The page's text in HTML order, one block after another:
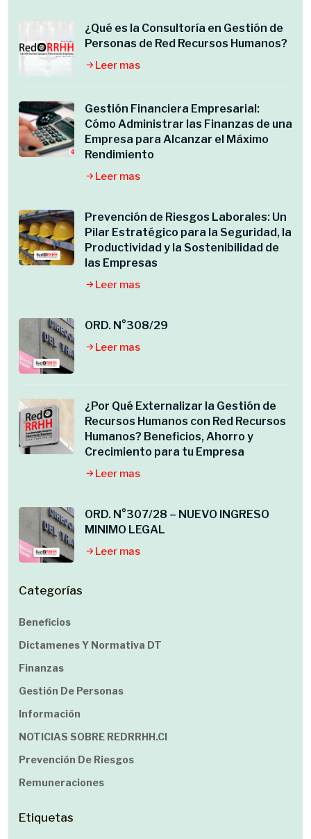
¿Qué es la Consultoría en Gestión de
Personas de Red Recursos Humanos?
Leer mas
Gestión Financiera Empresarial:
Cómo Administrar las Finanzas de una
Empresa para Alcanzar el Máximo
Rendimiento
Leer mas
Prevención de Riesgos Laborales: Un
Pilar Estratégico para la Seguridad, la
Productividad y la Sostenibilidad de
las Empresas
Leer mas
ORD. N°308/29
Leer mas
¿Por Qué Externalizar la Gestión de
Recursos Humanos con Red Recursos
Humanos? Beneficios, Ahorro y
Crecimiento para tu Empresa
Leer mas
ORD. N°307/28 – NUEVO INGRESO
MINIMO LEGAL
Leer mas
Categorías
Beneficios
Dictamenes Y Normativa DT
Finanzas
Gestión De Personas
Información
NOTICIAS SOBRE REDRRHH.cl
Prevención De Riesgos
Remuneraciones
Etiquetas